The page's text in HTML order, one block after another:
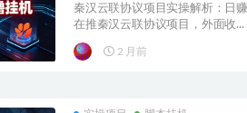
秦汉云联协议项目实操解析：日
在推秦汉云联协议项目，外面收...
2 月前